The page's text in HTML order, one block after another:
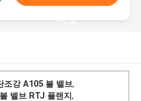
시오
조강 A105 볼 밸브,
밸브 RTJ 플랜지,